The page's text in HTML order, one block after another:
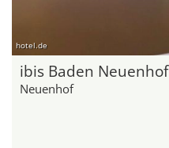
hotel.de
ibis Baden Neuenhof
Neuenhof